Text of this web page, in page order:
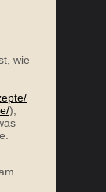
wie
),